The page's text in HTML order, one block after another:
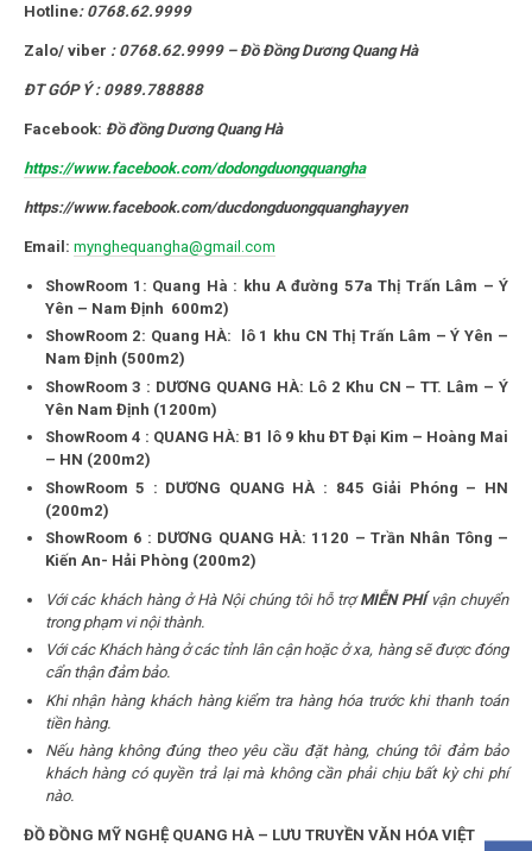
Hotline: 0768.62.9999
Zalo/ viber : 0768.62.9999– Đồ Đồng Dương Quang Hà
ĐT GÓP Ý : 0989.788888
Facebook: Đồ đồng Dương Quang Hà
https://www.facebook.com/dodongduongquangha
https://www.facebook.com/ducdongduongquanghayyen
Email: mynghequangha@gmail.com
ShowRoom 1: Quang Hà : khu A đường 57a Thị Trấn Lâm – Ý
Yên – Nam Định 600m2)
ShowRoom 2: Quang HÀ: lô 1 khu CN Thị Trấn Lâm – Ý Yên –
Nam Định (500m2)
ShowRoom 3 : DƯƠNG QUANG HÀ: Lô 2 Khu CN – TT. Lâm – Ý
Yên Nam Định (1200m)
ShowRoom 4 : QUANG HÀ: B1 lô 9 khu ĐT Đại Kim – Hoàng Mai
– HN (200m2)
ShowRoom 5 : DƯƠNG QUANG HÀ : 845 Giải Phóng – HN
(200m2)
ShowRoom 6 : DƯƠNG QUANG HÀ: 1120 – Trần Nhân Tông –
Kiến An- Hải Phòng (200m2)
Với các khách hàng ở Hà Nội chúng tôi hỗ trợ MIỄN PHÍ vận chuyển
trong phạm vi nội thành.
Với các Khách hàng ở các tỉnh lân cận hoặc ở xa, hàng sẽ được đóng
cẩn thận đảm bảo.
Khi nhận hàng khách hàng kiểm tra hàng hóa trước khi thanh toán
tiền hàng.
Nếu hàng không đúng theo yêu cầu đặt hàng, chúng tôi đảm bảo
khách hàng có quyền trả lại mà không cần phải chịu bất kỳ chi phí
nào.
ĐỒ ĐỒNG MỸ NGHỆ QUANG HÀ – LƯU TRUYỀN VĂN HÓA VIỆT